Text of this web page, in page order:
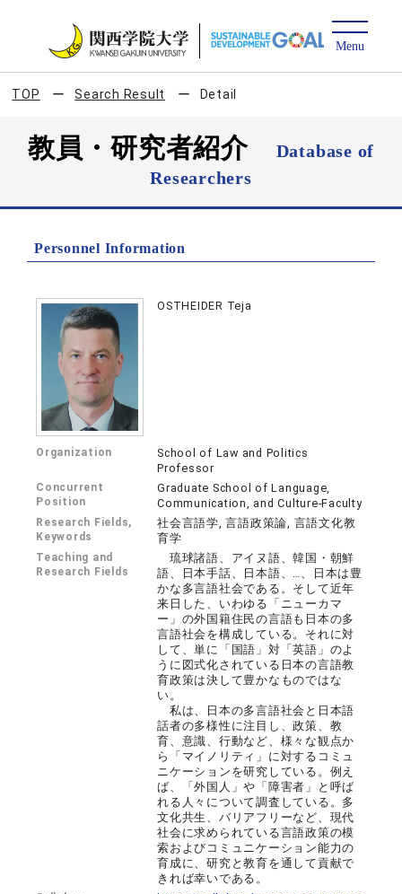
TOP Search Result Detail
教員・研究者紹介
Database of
Researchers
Personnel Information
OSTHEIDER Teja
Organization
School of Law and Politics
Professor
Concurrent
Position
Graduate School of Language,
Communication, and Culture-Faculty
Research Fields,
Keywords
社会言語学, 言語政策論, 言語文化教
育学
Teaching and
Research Fields
琉球諸語、アイヌ語、韓国・朝鮮
語、日本手話、日本語、…、日本は豊
かな多言語社会である。そして近年
来日した、いわゆる「ニューカマ
ー」の外国籍住民の言語も日本の多
言語社会を構成している。それに対
して、単に「国語」対「英語」のよ
うに図式化されている日本の言語教
育政策は決して豊かなものではな
い。
私は、日本の多言語社会と日本語
話者の多様性に注目し、政策、教
育、意識、行動など、様々な観点か
ら「マイノリティ」に対するコミュ
ニケーションを研究している。例え
ば、「外国人」や「障害者」と呼ば
れる人々について調査している。多
文化共生、バリアフリーなど、現代
社会に求められている言語政策の模
索およびコミュニケーション能力の
育成に、研究と教育を通して貢献で
きれば幸いである。